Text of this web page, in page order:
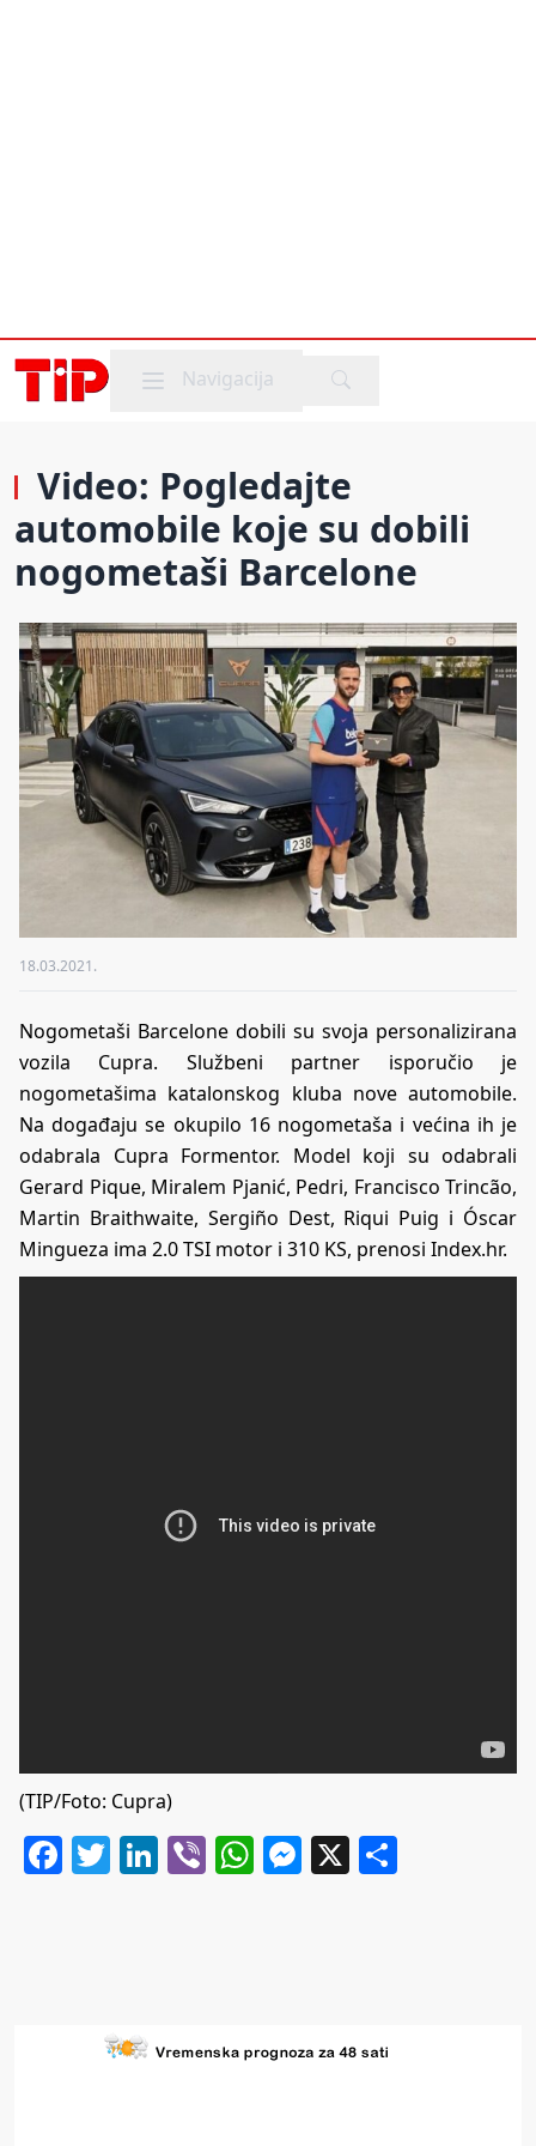
Mobile menu
Navigacija
Video: Pogledajte
automobile koje su dobili
nogometaši Barcelone
18.03.2021.
Nogometaši Barcelone dobili su svoja personalizirana
vozila Cupra. Službeni partner isporučio je
nogometašima katalonskog kluba nove automobile.
Na događaju se okupilo 16 nogometaša i većina ih je
odabrala Cupra Formentor. Model koji su odabrali
Gerard Pique, Miralem Pjanić, Pedri, Francisco Trincão,
Martin Braithwaite, Sergiño Dest, Riqui Puig i Óscar
Mingueza ima 2.0 TSI motor i 310 KS, prenosi Index.hr.
(TIP/Foto: Cupra)
Facebook
Twitter
LinkedIn
ViberWhatsApp
Messenger
X